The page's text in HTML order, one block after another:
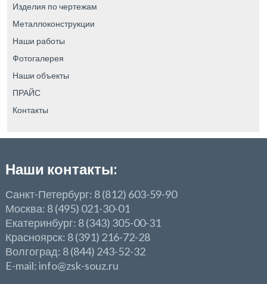
Изделия по чертежам
Металлоконструкции
Наши работы
Фотогалерея
Наши объекты
ПРАЙС
Контакты
Наши контакты:
Санкт-Петербург: 8 (812) 603-59-90
Москва: 8 (495) 021-30-01
Екатеринбург: 8 (343) 305-00-31
Красноярск: 8 (391) 216-72-28
Волгоград: 8 (844) 243-52-32
E-mail: info@zsk-souz.ru